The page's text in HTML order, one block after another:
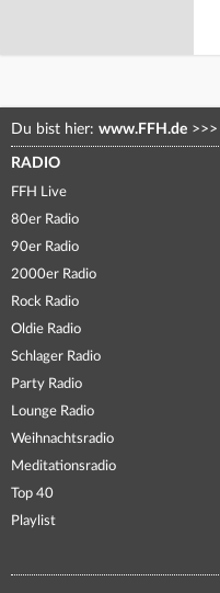
Du bist hier: www.FFH.de >>>
RADIO
FFH Live
80er Radio
90er Radio
2000er Radio
Rock Radio
Oldie Radio
Schlager Radio
Party Radio
Lounge Radio
Weihnachtsradio
Meditationsradio
Top 40
Playlist